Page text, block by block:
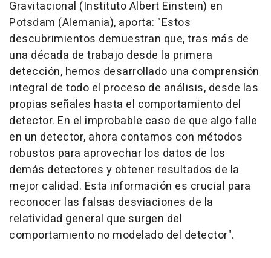
Gravitacional (Instituto Albert Einstein) en
Potsdam (Alemania), aporta: "Estos
descubrimientos demuestran que, tras más de
una década de trabajo desde la primera
detección, hemos desarrollado una comprensión
integral de todo el proceso de análisis, desde las
propias señales hasta el comportamiento del
detector. En el improbable caso de que algo falle
en un detector, ahora contamos con métodos
robustos para aprovechar los datos de los
demás detectores y obtener resultados de la
mejor calidad. Esta información es crucial para
reconocer las falsas desviaciones de la
relatividad general que surgen del
comportamiento no modelado del detector".